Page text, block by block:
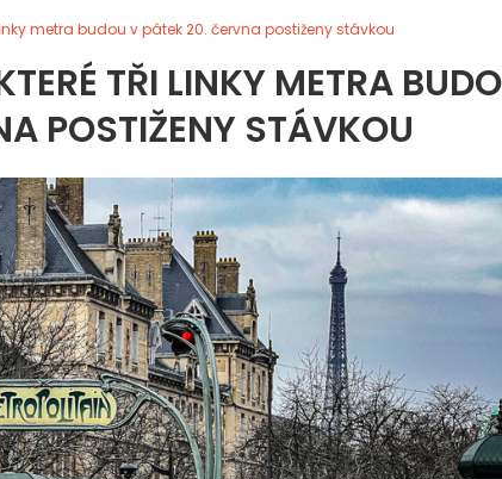
metra budou v pátek 20. června postiženy stávkou
TŘI LINKY METRA
POSTIŽENY STÁVKOU